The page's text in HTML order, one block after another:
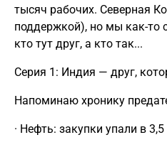
тысяч рабочих. Северная
поддержкой), но мы как-то
кто тут друг, а кто так...
Серия 1: Индия — друг,
Напоминаю хронику
· Нефть: закупки упали в 3,5